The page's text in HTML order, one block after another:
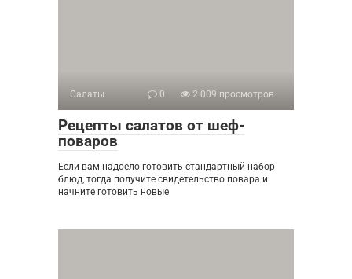
Салаты 0 2 009 просмотров
Рецепты салатов от шеф-
поваров
Если вам надоело готовить стандартный набор
блюд, тогда получите свидетельство повара и
начните готовить новые